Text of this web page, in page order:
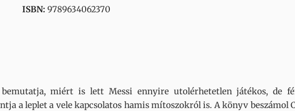
ISBN: 9789634062370
miért is lett Messi ennyire utolérhetetlen játékos, de
a leplet a vele kapcsolatos hamis mítoszokról is. A könyv beszámol